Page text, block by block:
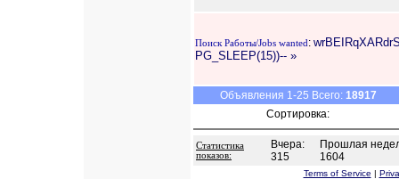
Поиск Работы/Jobs wanted :
PG_SLEEP(15))-- »
Объявления 1-25 Всего: 18917
Сортировка:
Статистика
показов:
Вчера:
315
Прошлая
1604
Terms of Service |